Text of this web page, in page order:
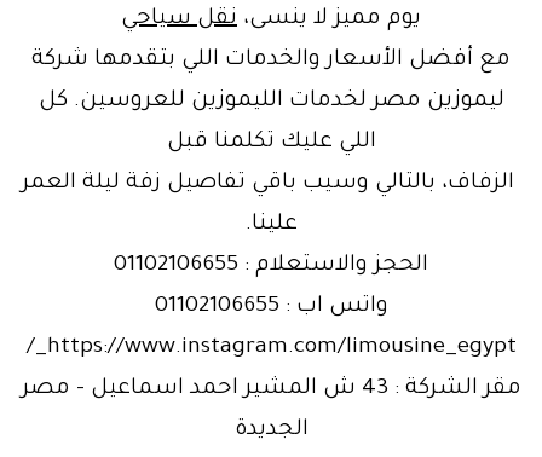
يوم مميز لا ينسى، نقل سياحي
مع أفضل الأسعار والخدمات اللي بتقدمها شركة
ليموزين مصر لخدمات الليموزين للعروسين. كل
اللي عليك تكلمنا قبل
الزفاف، بالتالي وسيب باقي تفاصيل زفة ليلة العمر
علينا.
الحجز والاستعلام : 01102106655
واتس اب : 01102106655
https://www.instagram.com/limousine_egypt_/
مقر الشركة : 43 ش المشير احمد اسماعيل – مصر
الجديدة